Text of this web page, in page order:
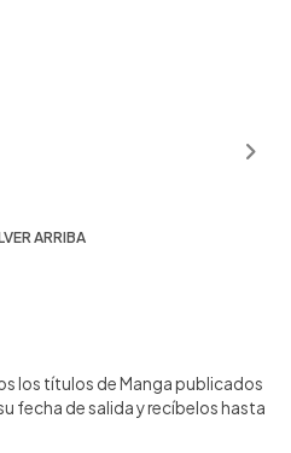
ARRIBA
los títulos de Manga publicados
fecha de salida y recíbelos hasta